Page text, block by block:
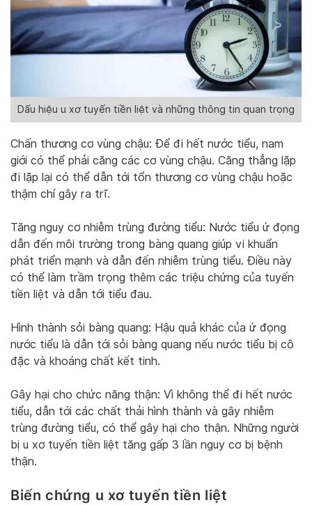
Dấu hiệu u xơ tuyến tiền liệt và những thông tin quan trọng
Chấn thương cơ vùng chậu: Để đi hết nước tiểu, nam
giới có thể phải căng các cơ vùng chậu. Căng thẳng lặp
đi lặp lại có thể dẫn tới tổn thương cơ vùng chậu hoặc
thậm chí gây ra trĩ.
Tăng nguy cơ nhiễm trùng đường tiểu: Nước tiểu ứ đọng
dẫn đến môi trường trong bàng quang giúp vi khuẩn
phát triển mạnh và dẫn đến nhiễm trùng tiểu. Điều này
có thể làm trầm trọng thêm các triệu chứng của tuyến
tiền liệt và dẫn tới tiểu đau.
Hình thành sỏi bàng quang: Hậu quả khác của ứ đọng
nước tiểu là dẫn tới sỏi bàng quang nếu nước tiểu bị cô
đặc và khoáng chất kết tinh.
Gây hại cho chức năng thận: Vì không thể đi hết nước
tiểu, dẫn tới các chất thải hình thành và gây nhiễm
trùng đường tiểu, có thể gây hại cho thận. Những người
bị u xơ tuyến tiền liệt tăng gấp 3 lần nguy cơ bị bệnh
thận.
Biến chứng u xơ tuyến tiền liệt